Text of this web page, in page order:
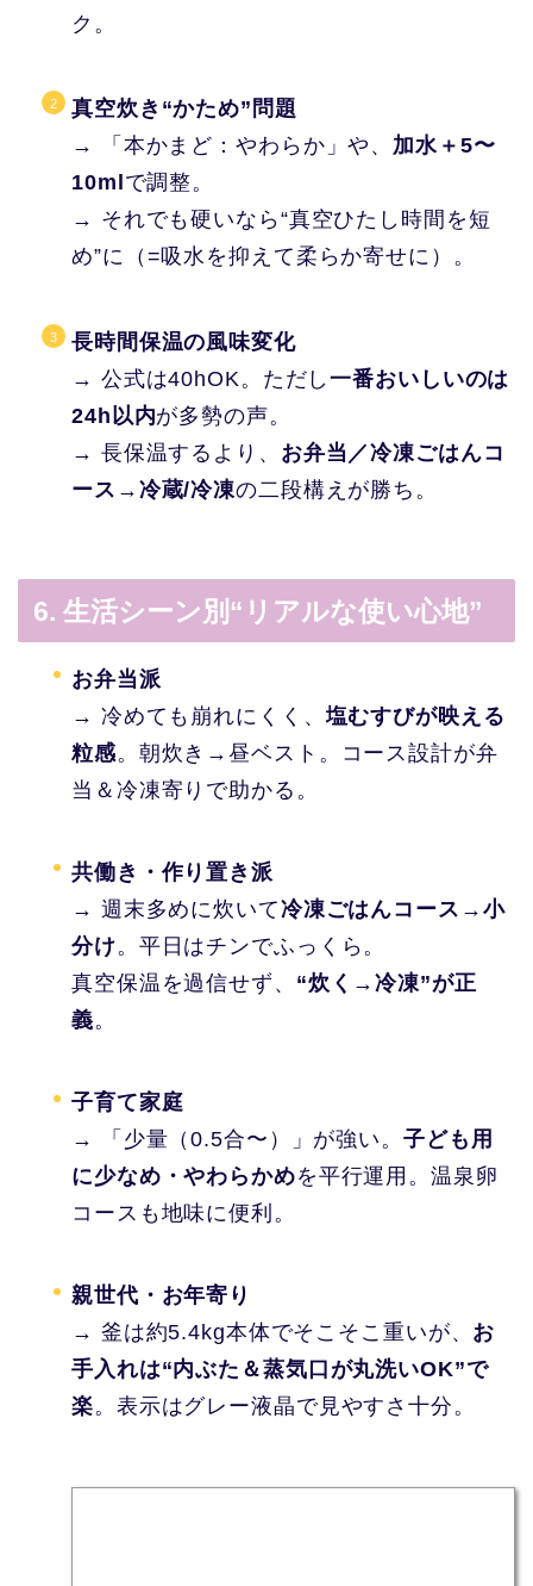
ク。
真空炊き“かため”問題
→ 「本かまど：やわらか」や、 加水＋5〜
10ml で調整。
→ それでも硬いなら“真空ひたし時間を短
め”に（=吸水を抑えて柔らか寄せに）。
長時間保温の風味変化
→ 公式は40hOK。ただし一番おいしいのは
24h以内が多勢の声。
→ 長保温するより、 お弁当／冷凍ごはんコ
ース→冷蔵/冷凍の二段構えが勝ち。
6. 生活シーン別“リアルな使い心地”
お弁当派
→ 冷めても崩れにくく、塩むすびが映える
粒感。朝炊き→昼ベスト。コース設計が弁
当＆冷凍寄りで助かる。
共働き・作り置き派
→ 週末多めに炊いて冷凍ごはんコース→小
分け。平日はチンでふっくら。
真空保温を過信せず、 “炊く→冷凍”が正
義。
子育て家庭
→ 「少量（0.5合〜）」が強い。 子ども用
に少なめ・やわらかめを平行運用。温泉卵
コースも地味に便利。
親世代・お年寄り
→ 釜は約5.4kg本体でそこそこ重いが、 お
手入れは“内ぶた＆蒸気口が丸洗いOK”で
楽。表示はグレー液晶で見やすさ十分。